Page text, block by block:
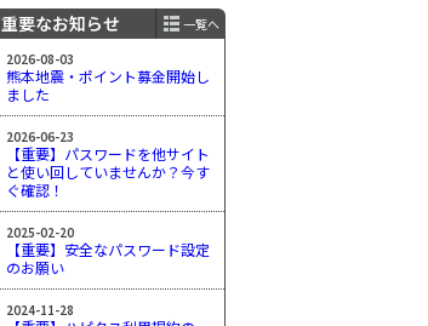
重要なお知らせ
一覧へ
2026-08-03
熊本地震・ポイント募金開始し
ました
2026-06-23
【重要】パスワードを他サイト
と使い回していませんか？今す
ぐ確認！
2025-02-20
【重要】安全なパスワード設定
のお願い
2024-11-28